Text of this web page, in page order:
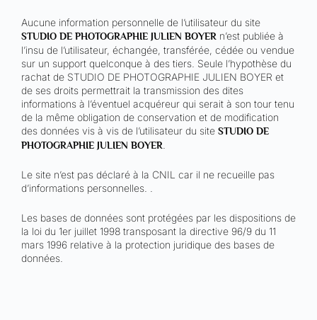
Aucune information personnelle de l’utilisateur du site
STUDIO DE PHOTOGRAPHIE JULIEN BOYER n’est publiée à
l’insu de l’utilisateur, échangée, transférée, cédée ou vendue
sur un support quelconque à des tiers. Seule l’hypothèse du
rachat de STUDIO DE PHOTOGRAPHIE JULIEN BOYER et
de ses droits permettrait la transmission des dites
informations à l’éventuel acquéreur qui serait à son tour tenu
de la même obligation de conservation et de modification
des données vis à vis de l’utilisateur du site STUDIO DE
PHOTOGRAPHIE JULIEN BOYER
Le site n’est pas déclaré à la CNIL car il ne recueille pas
d’informations personnelles. .
Les bases de données sont protégées par les dispositions de
la loi du 1er juillet 1998 transposant la directive 96/9 du 11
mars 1996 relative à la protection juridique des bases de
données.